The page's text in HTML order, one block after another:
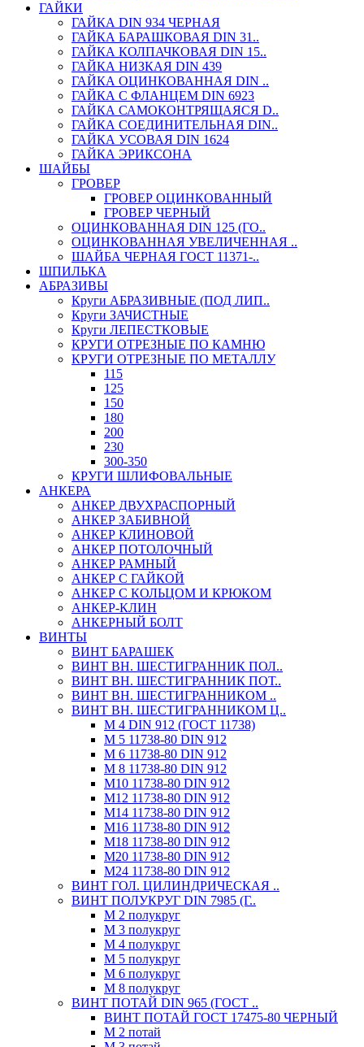
ГАЙКИ
ГАЙКА DIN 934 ЧЕРНАЯ
ГАЙКА БАРАШКОВАЯ DIN 31..
ГАЙКА КОЛПАЧКОВАЯ DIN 15..
ГАЙКА НИЗКАЯ DIN 439
ГАЙКА ОЦИНКОВАННАЯ DIN ..
ГАЙКА С ФЛАНЦЕМ DIN 6923
ГАЙКА САМОКОНТРЯЩАЯСЯ D..
ГАЙКА СОЕДИНИТЕЛЬНАЯ DIN..
ГАЙКА УСОВАЯ DIN 1624
ГАЙКА ЭРИКСОНА
ШАЙБЫ
ГРОВЕР
ГРОВЕР ОЦИНКОВАННЫЙ
ГРОВЕР ЧЕРНЫЙ
ОЦИНКОВАННАЯ DIN 125 (ГО..
ОЦИНКОВАННАЯ УВЕЛИЧЕННАЯ ..
ШАЙБА ЧЕРНАЯ ГОСТ 11371-..
ШПИЛЬКА
АБРАЗИВЫ
Круги АБРАЗИВНЫЕ (ПОД ЛИП..
Круги ЗАЧИСТНЫЕ
Круги ЛЕПЕСТКОВЫЕ
КРУГИ ОТРЕЗНЫЕ ПО КАМНЮ
КРУГИ ОТРЕЗНЫЕ ПО МЕТАЛЛУ
115
125
150
180
200
230
300-350
КРУГИ ШЛИФОВАЛЬНЫЕ
АНКЕРА
АНКЕР ДВУХРАСПОРНЫЙ
АНКЕР ЗАБИВНОЙ
АНКЕР КЛИНОВОЙ
АНКЕР ПОТОЛОЧНЫЙ
АНКЕР РАМНЫЙ
АНКЕР С ГАЙКОЙ
АНКЕР С КОЛЬЦОМ И КРЮКОМ
АНКЕР-КЛИН
АНКЕРНЫЙ БОЛТ
ВИНТЫ
ВИНТ БАРАШЕК
ВИНТ ВН. ШЕСТИГРАННИК ПОЛ..
ВИНТ ВН. ШЕСТИГРАННИК ПОТ..
ВИНТ ВН. ШЕСТИГРАННИКОМ ..
ВИНТ ВН. ШЕСТИГРАННИКОМ Ц..
М 4 DIN 912 (ГОСТ 11738)
М 5 11738-80 DIN 912
М 6 11738-80 DIN 912
М 8 11738-80 DIN 912
М10 11738-80 DIN 912
М12 11738-80 DIN 912
М14 11738-80 DIN 912
М16 11738-80 DIN 912
М18 11738-80 DIN 912
М20 11738-80 DIN 912
М24 11738-80 DIN 912
ВИНТ ГОЛ. ЦИЛИНДРИЧЕСКАЯ ..
ВИНТ ПОЛУКРУГ DIN 7985 (Г..
М 2 полукруг
М 3 полукруг
М 4 полукруг
М 5 полукруг
М 6 полукруг
М 8 полукруг
ВИНТ ПОТАЙ DIN 965 (ГОСТ ..
ВИНТ ПОТАЙ ГОСТ 17475-80 ЧЕРНЫЙ
М 2 потай